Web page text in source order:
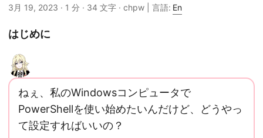
3月 19, 2023 · 1 分 · 34 文字 · chpw | 言語: En
はじめに
ねぇ、私のWindowsコンピュータで
PowerShellを使い始めたいんだけど、どうやっ
て設定すればいいの？